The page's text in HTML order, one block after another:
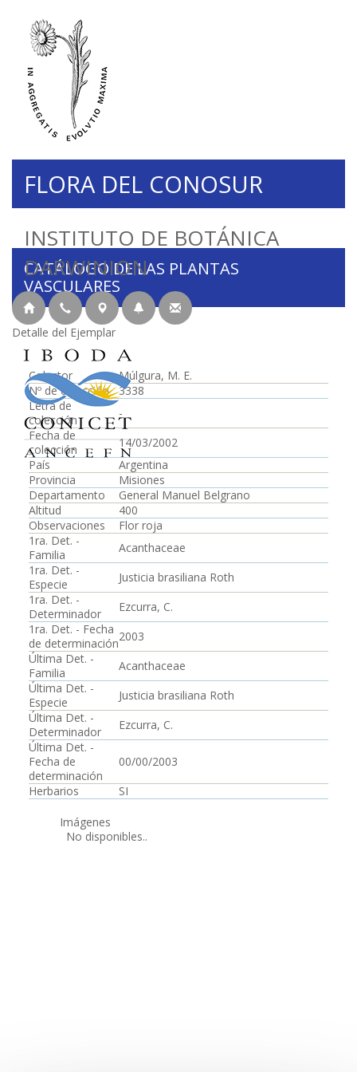
INSTITUTO DE BOTÁNICA
DARWINION
FLORA DEL CONOSUR
CATÁLOGO DE LAS PLANTAS
VASCULARES
Detalle del Ejemplar
Colector
Múlgura, M. E.
Nº de colección
3338
Letra de
colección
-
Fecha de
colección
14/03/2002
País
Argentina
Provincia
Misiones
Departamento
General Manuel Belgrano
Altitud
400
Observaciones
Flor roja
1ra. Det. -
Familia
Acanthaceae
1ra. Det. -
Especie
Justicia brasiliana Roth
1ra. Det. -
Determinador
Ezcurra, C.
1ra. Det. - Fecha
de determinación2003
Última Det. -
Familia
Acanthaceae
Última Det. -
Especie
Justicia brasiliana Roth
Última Det. -
Determinador
Ezcurra, C.
Última Det. -
Fecha de
determinación
00/00/2003
Herbarios
SI
Imágenes
No disponibles..